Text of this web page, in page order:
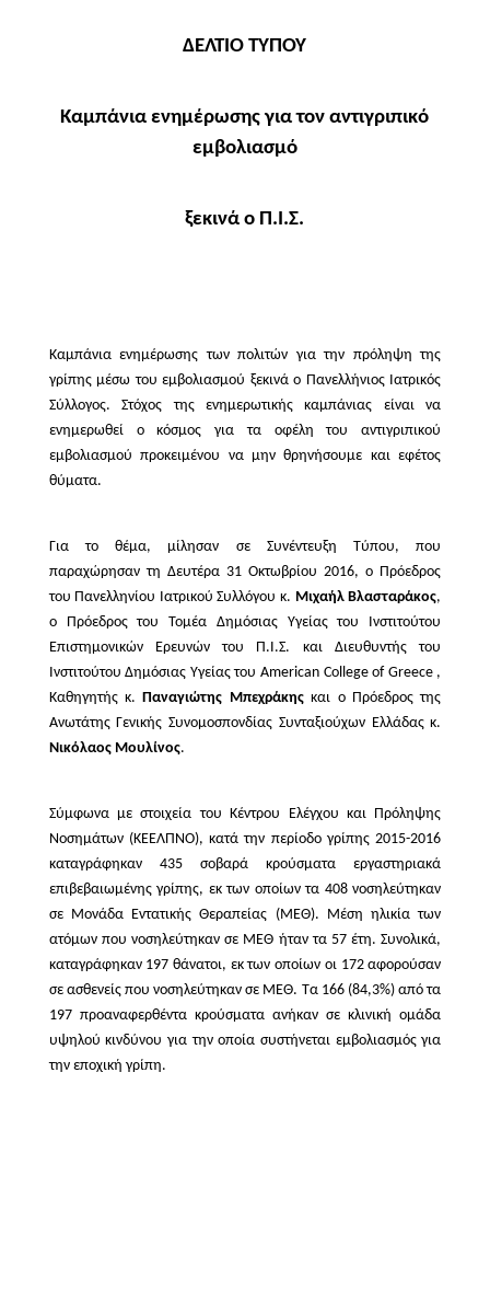
ΔΕΛΤΙΟ ΤΥΠΟΥ
Καμπάνια ενημέρωσης για τον αντιγριπικό
εμβολιασμό
ξεκινά ο Π.Ι.Σ.
Καμπάνια ενημέρωσης των πολιτών για την πρόληψη της
γρίπης μέσω του εμβολιασμού ξεκινά ο Πανελλήνιος Ιατρικός
Σύλλογος. Στόχος της ενημερωτικής καμπάνιας είναι να
ενημερωθεί ο κόσμος για τα οφέλη του αντιγριπικού
εμβολιασμού προκειμένου να μην θρηνήσουμε και εφέτος
θύματα.
Για το θέμα, μίλησαν σε Συνέντευξη Τύπου, που
παραχώρησαν τη Δευτέρα 31 Οκτωβρίου 2016, ο Πρόεδρος
του Πανελληνίου Ιατρικού Συλλόγου κ. Μιχαήλ Βλασταράκος,
ο Πρόεδρος του Τομέα Δημόσιας Υγείας του Ινστιτούτου
Επιστημονικών Ερευνών του Π.Ι.Σ. και Διευθυντής του
Ινστιτούτου Δημόσιας Υγείας του American College of Greece,
Καθηγητής κ.Παναγιώτης Μπεχράκηςκαι ο Πρόεδρος της
Ανωτάτης Γενικής Συνομοσπονδίας Συνταξιούχων Ελλάδας κ.
Νικόλαος Μουλίνος.
Σύμφωνα με στοιχεία του Κέντρου Ελέγχου και Πρόληψης
Νοσημάτων (ΚΕΕΛΠΝΟ), κατά την περίοδο γρίπης 2015-2016
καταγράφηκαν 435 σοβαρά κρούσματα εργαστηριακά
επιβεβαιωμένης γρίπης, εκ των οποίων τα 408 νοσηλεύτηκαν
σε Μονάδα Εντατικής Θεραπείας (ΜΕΘ). Μέση ηλικία των
ατόμων που νοσηλεύτηκαν σε ΜΕΘ ήταν τα 57 έτη. Συνολικά,
καταγράφηκαν 197 θάνατοι, εκ των οποίων οι 172 αφορούσαν
σε ασθενείς που νοσηλεύτηκαν σε ΜΕΘ. Τα 166 (84,3%) από τα
197 προαναφερθέντα κρούσματα ανήκαν σε κλινική ομάδα
υψηλού κινδύνου για την οποία συστήνεται εμβολιασμός για
την εποχική γρίπη.